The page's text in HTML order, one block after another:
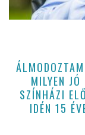
MILYEN
SZÍNHÁZI
IDÉN 15